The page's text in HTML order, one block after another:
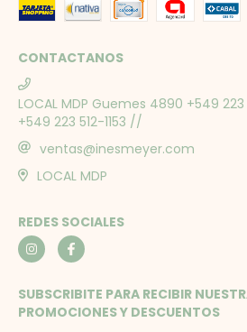
CONTACTANOS
LOCAL MDP Guemes 4890 +549
+549 223 512-1153 //
ventas@inesmeyer.com
LOCAL MDP
REDES SOCIALES
SUBSCRIBITE PARA RECIBIR
PROMOCIONES Y DESCUENTOS